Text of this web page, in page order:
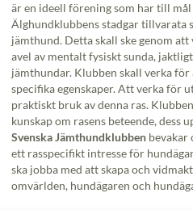
är en ideell förening som har till
Älghundklubbens stadgar tillvarata
jämthund. Detta skall ske genom
avel av mentalt fysiskt sunda,
jämthundar. Klubben skall verka
specifika egenskaper. Att verka för
praktiskt bruk av denna ras.
kunskap om rasens beteende, dess
Svenska Jämthundklubbenbevakar
ett rasspecifikt intresse för
ska jobba med att skapa och
omvärlden, hundägaren och